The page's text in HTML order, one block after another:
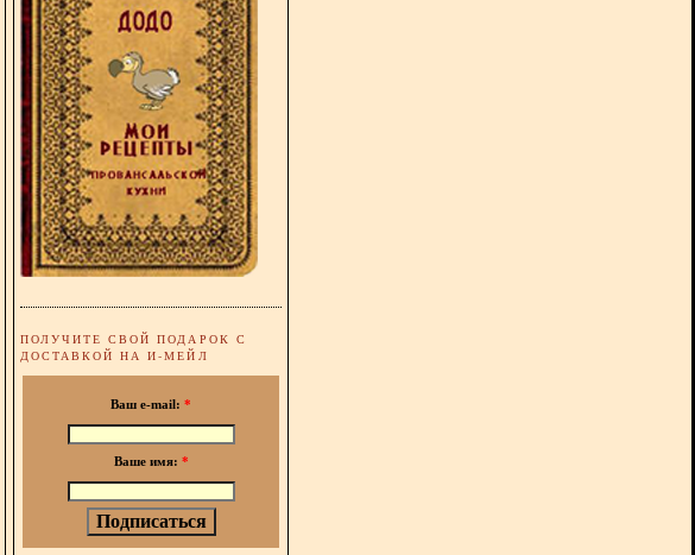
ПОЛУЧИТЕ СВОЙ ПОДАРОК С
ДОСТАВКОЙ НА И-МЕЙЛ
Ваш e-mail: *
Ваше имя: *